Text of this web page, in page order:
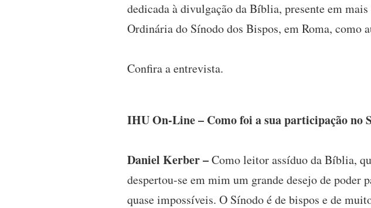
dedicada à divulgação da Bíblia, presente em
Ordinária do Sínodo dos Bispos, em Roma, como
Confira a entrevista.
IHU On-Line – Como foi a sua participação no
Daniel Kerber –Como leitor assíduo da Bíblia,
despertou-se em mim um grande desejo de
quase impossíveis. O Sínodo é de bispos e de